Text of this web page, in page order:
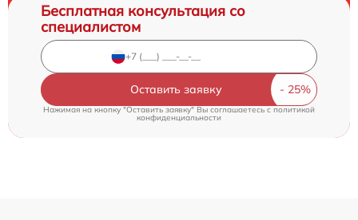
Бесплатная консультация со
специалистом
Оставить заявку
Нажимая на кнопку "Оставить заявку" Вы соглашаетесь cполитикой
конфиденциальности